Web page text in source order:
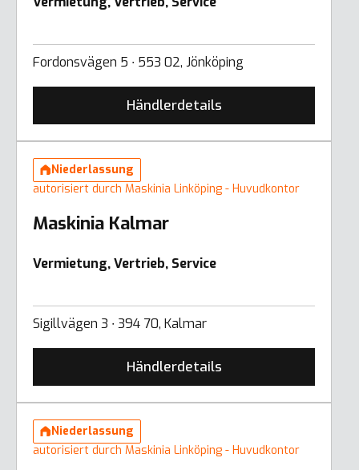
Fordonsvägen 5 ∙ 553 02, Jönköping
Händlerdetails
Niederlassung
autorisiert durch Maskinia Linköping - Huvudkontor
Maskinia Kalmar
Vermietung, Vertrieb, Service
Sigillvägen 3 ∙ 394 70, Kalmar
Händlerdetails
Niederlassung
autorisiert durch Maskinia Linköping - Huvudkontor